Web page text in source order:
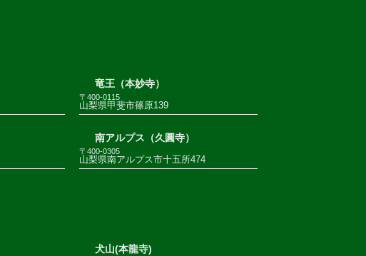
竜王（本妙寺）
〒400-0115
山梨県甲斐市篠原139
南アルプス（久圓寺）
〒400-0305
山梨県南アルプス市十五所474
犬山(本龍寺)